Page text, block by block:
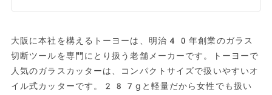
大阪に本社を構えるトーヨーは、明治40年創業のガラス
切断ツールを専門にとり扱う老舗メーカーです。トーヨーで
人気のガラスカッターは、コンパクトサイズで扱いやすいオ
イル式カッターです。‎287gと軽量だから女性でも扱い